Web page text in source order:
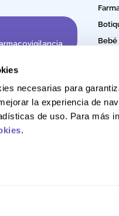
necesarias para
la experiencia de
de uso. Para más
.
Bebé